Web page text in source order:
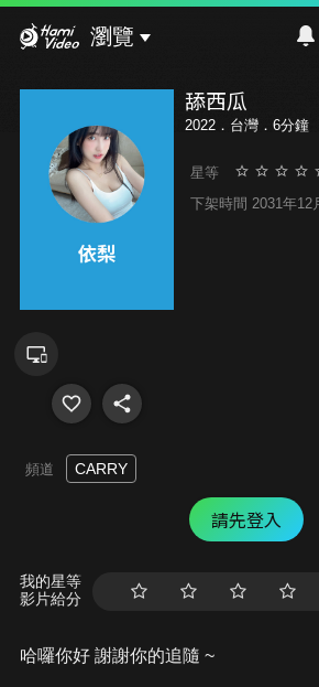
瀏覽
舔西瓜
2022．台灣．6分鐘
星等
下架時間 2031年12
頻道 CARRY
請先登入
我的星等
影片給分
哈囉你好 謝謝你的追隨 ~